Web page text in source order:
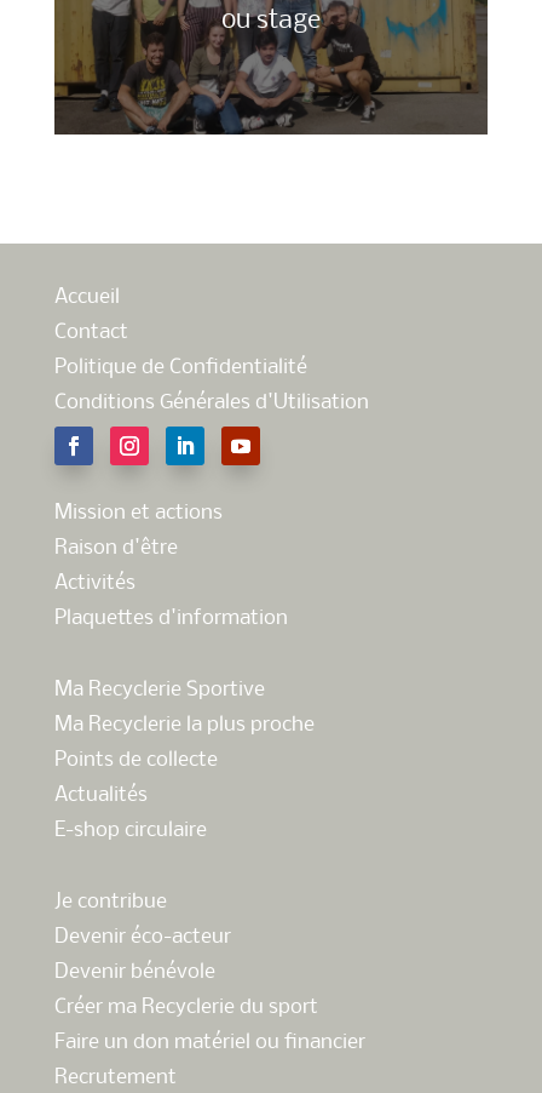
ou stage
Accueil
Contact
Politique de Confidentialité
Conditions Générales d'Utilisation
Mission et actions
Raison d'être
Activités
Plaquettes d'information
Ma Recyclerie Sportive
Ma Recyclerie la plus proche
Points de collecte
Actualités
E-shop circulaire
Je contribue
Devenir éco-acteur
Devenir bénévole
Créer ma Recyclerie du sport
Faire un don matériel ou financier
Recrutement